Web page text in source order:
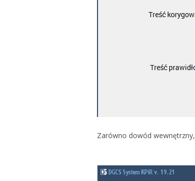
Zarówno dowód